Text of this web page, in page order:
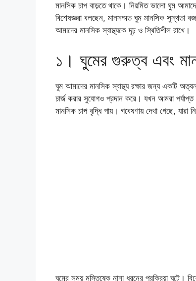
মানসিক চাপ বাড়তে থাকে। নিয়মিত ভালো ঘুম
বিশেষজ্ঞরা বলছেন, মানসম্মত ঘুম মানসিক সুস্থতা
আমাদের মানসিক স্বাস্থ্যকে দৃঢ় ও স্থিতিশীল রাখে।
১। ঘুমের গুরুত্ব এবং
ঘুম আমাদের মানসিক স্বাস্থ্য রক্ষার জন্য একটি
চার্জ করার সুযোগও প্রদান করে। যখন আমরা
মানসিক চাপ বৃদ্ধি পায়। গবেষণায় দেখা গেছে,
ঘুমের সময় মস্তিষ্কে নানা ধরনের প্রক্রিয়া